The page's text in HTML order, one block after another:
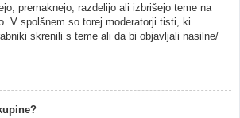
premaknejo, razdelijo ali izbrišejo teme na
V spolšnem so torej moderatorji tisti, ki
skrenili s teme ali da bi objavljali nasilne/